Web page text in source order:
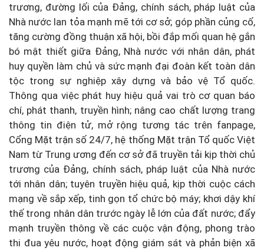
trương, đường lối của Đảng, chính sách, pháp luật của
Nhà nước lan tỏa mạnh mẽ tới cơ sở; góp phần củng cố,
tăng cường đồng thuận xã hội, bồi đắp mối quan hệ gắn
bó mật thiết giữa Đảng, Nhà nước với nhân dân, phát
huy quyền làm chủ và sức mạnh đại đoàn kết toàn dân
tộc trong sự nghiệp xây dựng và bảo vệ Tổ quốc.
Thông qua việc phát huy hiệu quả vai trò cơ quan báo
chí, phát thanh, truyền hình; nâng cao chất lượng trang
thông tin điện tử, mở rộng tương tác trên fanpage,
Cổng Mặt trận số 24/7, hệ thống Mặt trận Tổ quốc Việt
Nam từ Trung ương đến cơ sở đã truyền tải kịp thời chủ
trương của Đảng, chính sách, pháp luật của Nhà nước
tới nhân dân; tuyên truyền hiệu quả, kịp thời cuộc cách
mạng về sắp xếp, tinh gọn tổ chức bộ máy; khơi dậy khí
thế trong nhân dân trước ngày lễ lớn của đất nước; đẩy
mạnh truyền thông về các cuộc vận động, phong trào
thi đua yêu nước, hoạt động giám sát và phản biện xã